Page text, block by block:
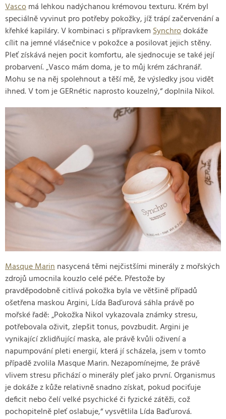
Vascomá lehkou nadýchanou krémovou texturu. Krém byl
speciálně vyvinut pro potřeby pokožky, jíž trápí začervenání a
křehké kapiláry. V kombinaci s přípravkemSynchrodokáže
cílit na jemné vlásečnice v pokožce a posilovat jejich stěny.
Pleť získává nejen pocit komfortu, ale sjednocuje se také její
probarvení. „Vasco mám doma, je to můj krém záchranář.
Mohu se na něj spolehnout a těší mě, že výsledky jsou vidět
ihned. V tom je GERnétic naprosto kouzelný,“ doplnila Nikol.
Masque Marinnasycená těmi nejčistšími minerály z mořských
zdrojů umocnila kouzlo celé péče. Přestože by
pravděpodobně citlivá pokožka byla ve většině případů
ošetřena maskou Argini, Lída Baďurová sáhla právě po
mořské řadě: „Pokožka Nikol vykazovala známky stresu,
potřebovala oživit, zlepšit tonus, povzbudit. Argini je
vynikající zklidňující maska, ale právě kvůli oživení a
napumpování pleti energií, která jí scházela, jsem v tomto
případě zvolila Masque Marin. Nezapomínejme, že právě
vlivem stresu přichází o minerály pleť jako první. Organismus
je dokáže z kůže relativně snadno získat, pokud pociťuje
deficit nebo čelí velké psychické či fyzické zátěži, což
pochopitelně pleť oslabuje,“ vysvětlila Lída Baďurová.